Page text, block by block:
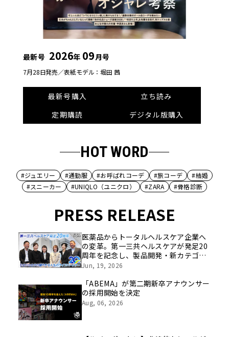
最新号 2026年 09月号
7月28日発売／表紙モデル：堀田 茜
最新号購入
立ち読み
定期購読
デジタル版購入
HOT WORD
#ジュエリー #通勤服 #お呼ばれコーデ #旅コーデ
#結婚
#スニーカー
#UNIQLO（ユニクロ） #ZARA #骨格診断
PRESS RELEASE
医薬品からトータルヘルスケア企業へ
の変革。第一三共ヘルスケアが発足20
周年を記念し、製品開発・新カテゴリ
挑戦の舞台や旧社統合時のエピソード
像を公開！
Jun, 19, 2026
「ABEMA」が第二期新卒アナウンサー
の採用開始を決定
Aug, 06, 2026